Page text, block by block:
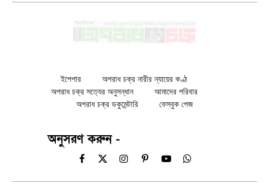
ইপেপার
অপরাধ চক্র নারীর ন্যায়ের কণ্ঠ
অপরাধ চক্র সত্যের অনুসন্ধান
আমাদের পরিবার
অপরাধ চক্র ডকুমেন্টারি
ফেসবুক পেজ
অনুসরণ করুন -
Facebook
X
InstagramPinterestYouTubeWhatsApp